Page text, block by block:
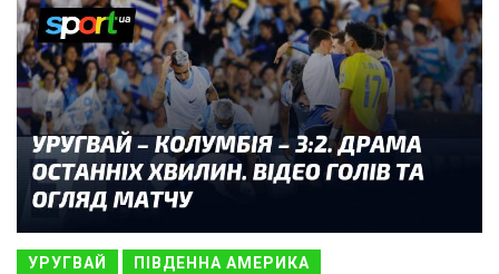
УРУГВАЙ ПІВДЕННА АМЕРИКА